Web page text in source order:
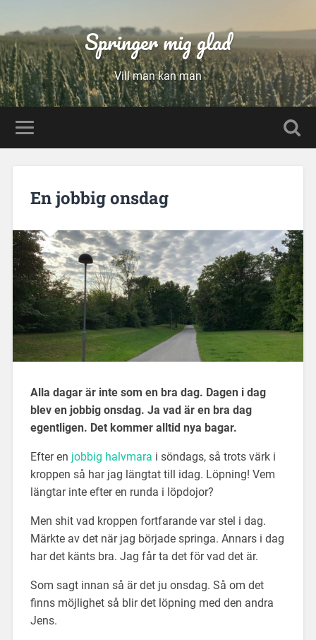
Springer mig glad
Vill man kan man
En jobbig onsdag
Alla dagar är inte som en bra dag. Dagen i dag
blev en jobbig onsdag. Ja vad är en bra dag
egentligen. Det kommer alltid nya bagar.
Efter en jobbig halvmara i söndags, så trots värk i
kroppen så har jag längtat till idag. Löpning! Vem
längtar inte efter en runda i löpdojor?
Men shit vad kroppen fortfarande var stel i dag.
Märkte av det när jag började springa. Annars i dag
har det känts bra. Jag får ta det för vad det är.
Som sagt innan så är det ju onsdag. Så om det
finns möjlighet så blir det löpning med den andra
Jens.